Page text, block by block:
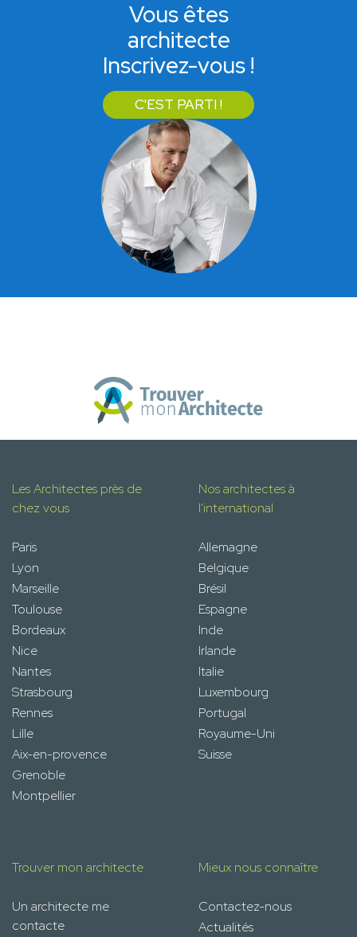
Vous êtes
architecte
Inscrivez-vous !
C'EST PARTI !
Les Architectes près de
chez vous
Paris
Lyon
Marseille
Toulouse
Bordeaux
Nice
Nantes
Strasbourg
Rennes
Lille
Aix-en-provence
Grenoble
Montpellier
Nos architectes à
l'international
Allemagne
Belgique
Brésil
Espagne
Inde
Irlande
Italie
Luxembourg
Portugal
Royaume-Uni
Suisse
Trouver mon architecte
Un architecte me
contacte
Mieux nous connaître
Contactez-nous
Actualités